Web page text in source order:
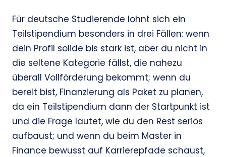
Für deutsche Studierende lohnt sich ein
Teilstipendium besonders in drei Fällen: wenn
dein Profil solide bis stark ist, aber du nicht in
die seltene Kategorie fällst, die nahezu
überall Vollförderung bekommt; wenn du
bereit bist, Finanzierung als Paket zu planen,
da ein Teilstipendium dann der Startpunkt ist
und die Frage lautet, wie du den Rest seriös
aufbaust; und wenn du beim Master in
Finance bewusst auf Karrierepfade schaust,